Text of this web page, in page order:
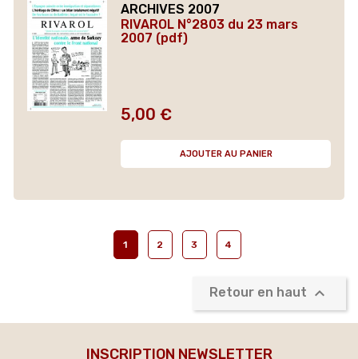
ARCHIVES 2007
RIVAROL N°2803 du 23 mars
2007 (pdf)
Prix
5,00 €
AJOUTER AU PANIER
1 2 3 4
Retour en haut 
INSCRIPTION NEWSLETTER